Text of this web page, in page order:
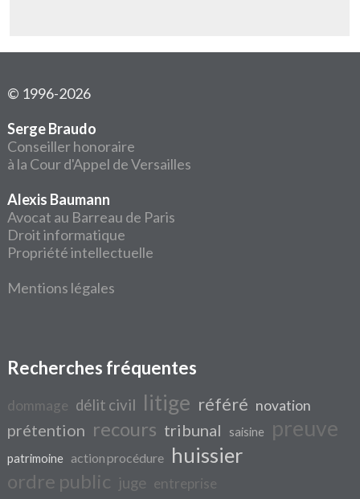
© 1996-2026
Serge Braudo
Conseiller honoraire
à la Cour d'Appel de Versailles
Alexis Baumann
Avocat au Barreau de Paris
Droit informatique
Propriété intellectuelle
Mentions légales
Recherches fréquentes
dommage délit civil litige référé novation
prétention recours tribunal saisine preuve
patrimoine action procédure huissier
ordre public juge entreprise